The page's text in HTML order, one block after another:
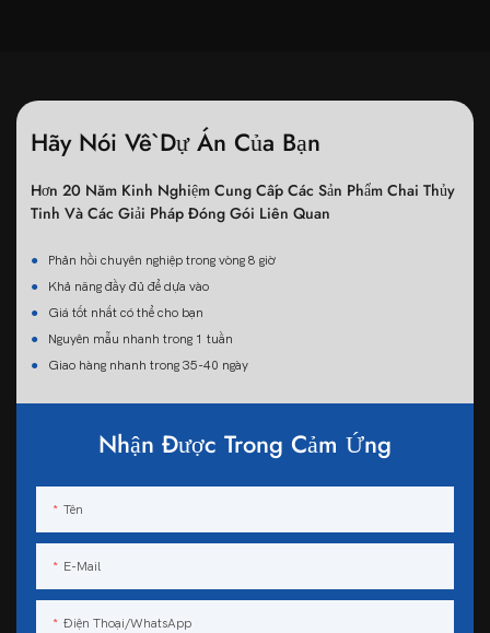
Hãy Nói Về Dự Án Của Bạn
Hơn 20 Năm Kinh Nghiệm Cung Cấp Các Sản Phẩm Chai Thủy
Tinh Và Các Giải Pháp Đóng Gói Liên Quan
●
Phản hồi chuyên nghiệp trong vòng 8 giờ
●
Khả năng đầy đủ để dựa vào
●
Giá tốt nhất có thể cho bạn
●
Nguyên mẫu nhanh trong 1 tuần
●
Giao hàng nhanh trong 35-40 ngày
Nhận Được Trong Cảm Ứng
Tên
E-Mail
Điện Thoại/WhatsApp